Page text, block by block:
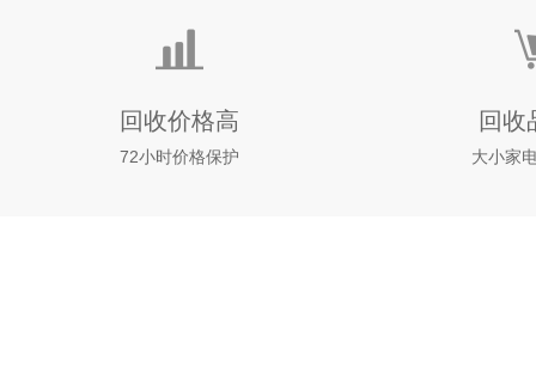
回收价格高
72小时价格保护
回收
大小家